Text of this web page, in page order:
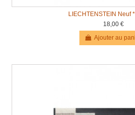
LIECHTENSTEIN Neuf
18,00 €
Ajouter au